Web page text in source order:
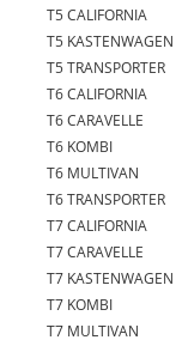
T5 CALIFORNIA
T5 KASTENWAGEN
T5 TRANSPORTER
T6 CALIFORNIA
T6 CARAVELLE
T6 KOMBI
T6 MULTIVAN
T6 TRANSPORTER
T7 CALIFORNIA
T7 CARAVELLE
T7 KASTENWAGEN
T7 KOMBI
T7 MULTIVAN